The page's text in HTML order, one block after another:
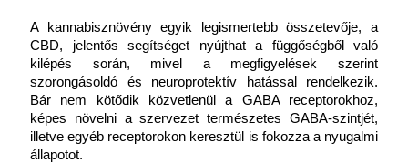
A kannabisznövény egyik legismertebb összetevője, a
CBD, jelentős segítséget nyújthat a függőségből való
kilépés során, mivel a megfigyelések szerint
szorongásoldó és neuroprotektív hatással rendelkezik.
Bár nem kötődik közvetlenül a GABA receptorokhoz,
képes növelni a szervezet természetes GABA-szintjét,
illetve egyéb receptorokon keresztül is fokozza a nyugalmi
állapotot.